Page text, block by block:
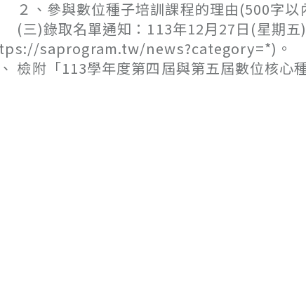
參與數位種子培訓課程的理由(500字以
)錄取名單通知：113年12月27日(星期五)
saprogram.tw/news?category=*)。
檢附「113學年度第四屆與第五屆數位核心